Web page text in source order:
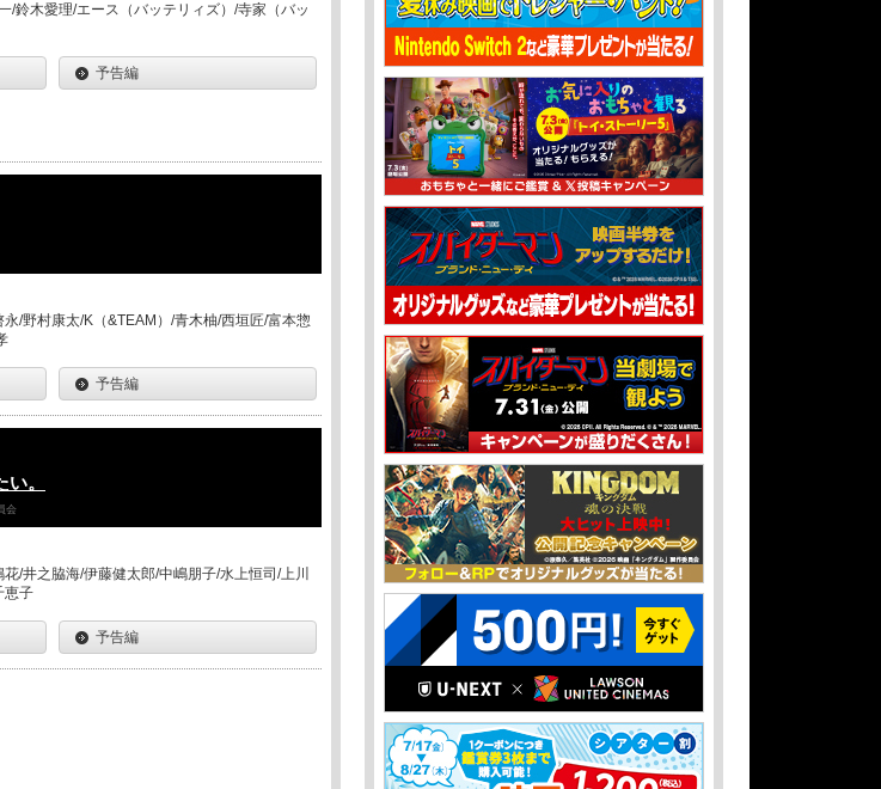
/鈴木愛理/エース（バッテリィズ）/寺家（バッ
予告編
/野村康太/K（&TEAM）/青木柚/西垣匠/富本惣
予告編
。
会
/井之脇海/伊藤健太郎/中嶋朋子/水上恒司/上川
恵子
予告編